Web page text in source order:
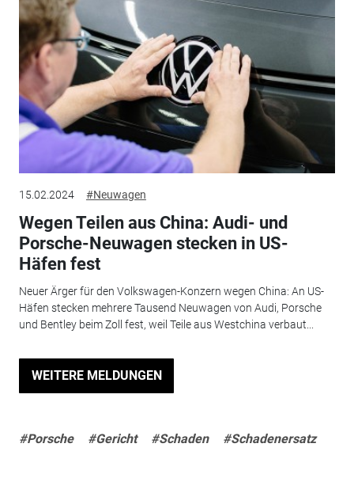
15.02.2024 #Neuwagen
Wegen Teilen aus China: Audi- und
Porsche-Neuwagen stecken in US-
Häfen fest
Neuer Ärger für den Volkswagen-Konzern wegen China: An US-
Häfen stecken mehrere Tausend Neuwagen von Audi, Porsche
und Bentley beim Zoll fest, weil Teile aus Westchina verbaut...
WEITERE MELDUNGEN
#Porsche #Gericht #Schaden #Schadenersatz